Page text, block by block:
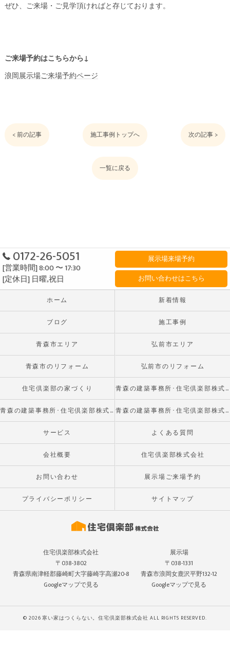
ぜひ、ご来場・ご見学頂ければと存じております。
ご来場予約はこちらから↓
浪岡展示場ご来場予約ページ
< 前の記事 施工事例トップへ 次の記事 >
一覧に戻る
0172-26-5051
[営業時間] 8:00 〜 17:30
[定休日] 日曜,祝日
展示場来場予約
お問い合わせはこちら
ホーム 新着情報
ブログ 施工事例
青森市エリア 弘前市エリア
青森市のリフォーム 弘前市のリフォーム
住宅倶楽部の家づくり 青森の建築事務所･住宅倶楽部株式会社の口コミ情報
青森の建築事務所･住宅倶楽部株式会社の評判 青森の建築事務所･住宅倶楽部株式会社のお客様の声
サービス よくある質問
会社概要 住宅倶楽部株式会社
お問い合わせ 展示場ご来場予約
プライバシーポリシー サイトマップ
住宅倶楽部株式会社
〒038-3802
青森県南津軽郡藤崎町大字藤崎字高瀬20-8
Googleマップで見る
展示場
〒038-1331
青森市浪岡女鹿沢平野132-12
Googleマップで見る
© 2026 寒い家はつくらない。住宅倶楽部株式会社 ALL RIGHTS RESERVED.